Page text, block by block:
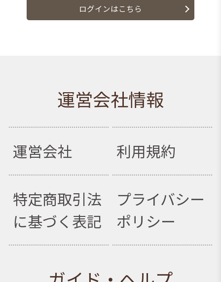
ログインはこちら
運営会社情報
運営会社 利用規約
特定商取引法
に基づく表記
プライバシー
ポリシー